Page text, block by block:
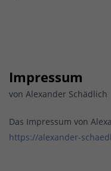
Impressum
von Alexander Schädlich
Das Impressum von
https://alexander-